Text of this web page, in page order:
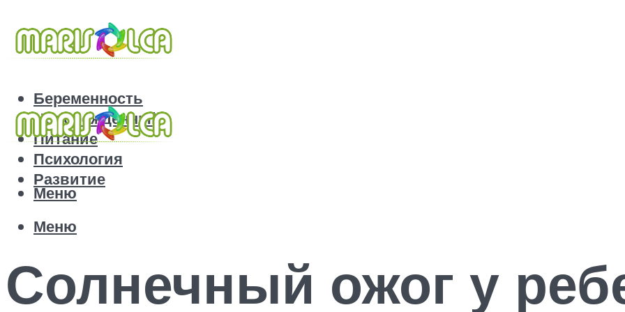
Беременность
Новорожденный
Питание
Психология
Развитие
Меню
Меню
Солнечный ожог у